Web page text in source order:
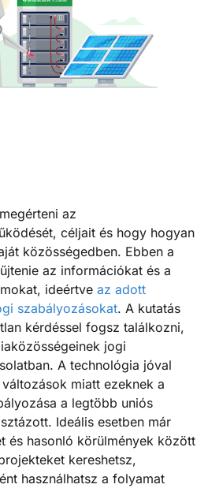
az
céljait és hogy hogyan
közösségedben. Ebben a
az információkat és a
ideértve az adott
szabályozásokat. A kutatás
kérdéssel fogsz találkozni,
jogi
A technológia jóval
miatt ezeknek a
a legtöbb uniós
Ideális esetben már
és hasonló körülmények között
kereshetsz,
használhatsz a folyamat